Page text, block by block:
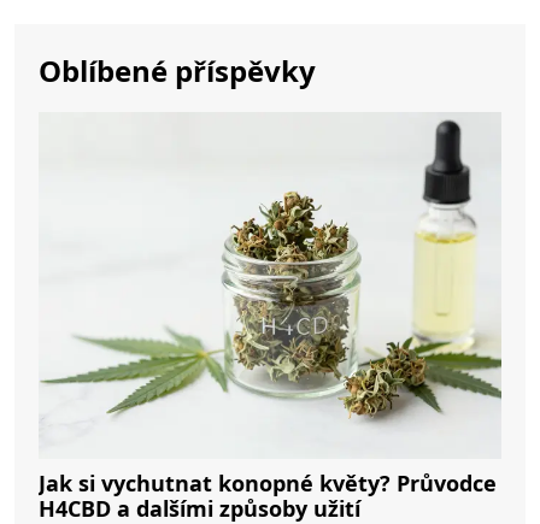
Oblíbené příspěvky
Jak si vychutnat konopné květy? Průvodce
H4CBD a dalšími způsoby užití